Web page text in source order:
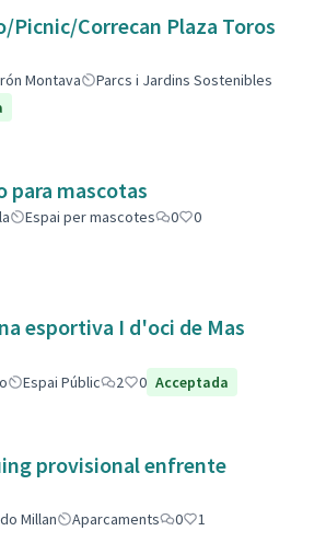
Picnic/Correcan Plaza Toros
Montava
Parcs i Jardins Sostenibles
para mascotas
Espai per mascotes 0
0
esportiva I d'oci de Mas
Espai Públic 2 0 Acceptada
provisional enfrente
Millan Aparcaments 0
1